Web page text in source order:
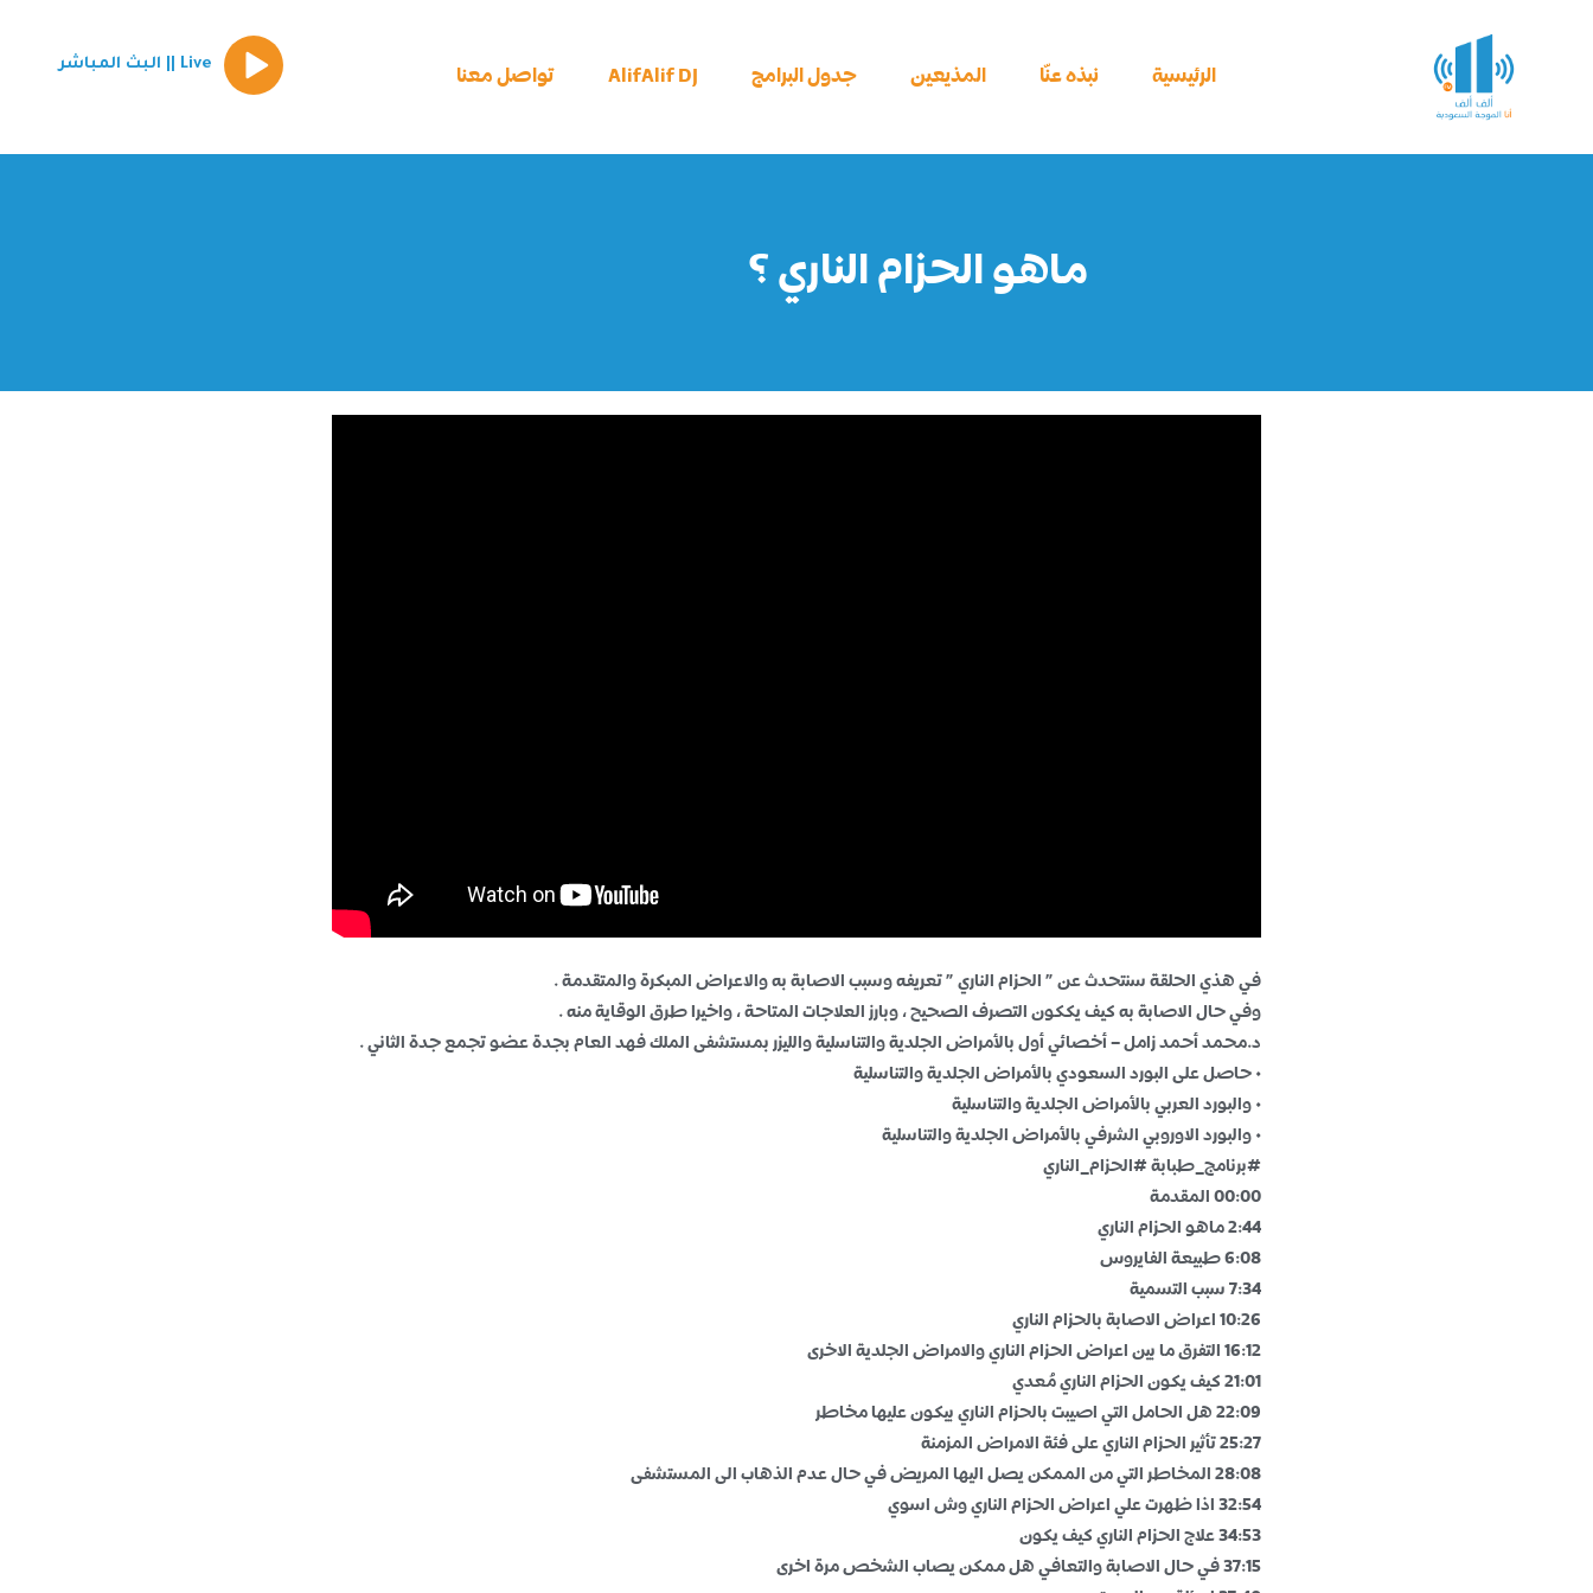
الرئيسية نبذه عنّا المذيعين جدول البرامج AlifAlif DJ تواصل معنا
Episode
play
icon
Live || البث المباشر
ماهو الحزام الناري ؟
في هذي الحلقة سنتحدث عن ” الحزام الناري ” تعريفه وسبب الاصابة به والاعراض المبكرة والمتقدمة .
وفي حال الاصابة به كيف يككون التصرف الصحيح ، وبارز العلاجات المتاحة ، واخيرا طرق الوقاية منه .
د.محمد أحمد زامل – أخصائي أول بالأمراض الجلدية والتناسلية والليزر بمستشفى الملك فهد العام بجدة عضو تجمع جدة الثاني .
• حاصل على البورد السعودي بالأمراض الجلدية والتناسلية
• والبورد العربي بالأمراض الجلدية والتناسلية
• والبورد الاوروبي الشرفي بالأمراض الجلدية والتناسلية
#برنامج_طبابة #الحزام_الناري
00:00 المقدمة
2:44 ماهو الحزام الناري
6:08 طبيعة الفايروس
7:34 سبب التسمية
10:26 اعراض الاصابة بالحزام الناري
16:12 التفرق ما بين اعراض الحزام الناري والامراض الجلدية الاخرى
21:01 كيف يكون الحزام الناري مُعدي
22:09 هل الحامل التي اصيبت بالحزام الناري بيكون عليها مخاطر
25:27 تأثير الحزام الناري على فئة الامراض المزمنة
28:08 المخاطر التي من الممكن يصل اليها المريض في حال عدم الذهاب الى المستشفى
32:54 اذا ظهرت علي اعراض الحزام الناري وش اسوي
34:53 علاج الحزام الناري كيف يكون
37:15 في حال الاصابة والتعافي هل ممكن يصاب الشخص مرة اخرى